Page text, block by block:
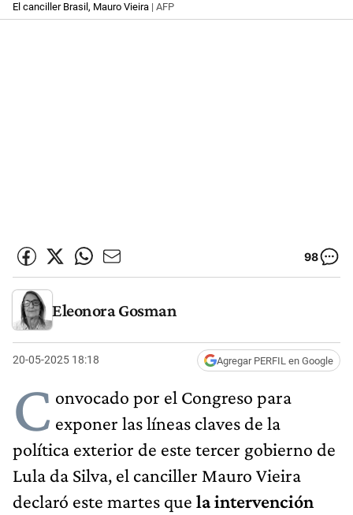
El canciller Brasil, Mauro Vieira | AFP
98
Eleonora Gosman
20-05-2025 18:18 Agregar PERFIL en Google
C onvocado por el Congreso para
exponer las líneas claves de la
política exterior de este tercer gobierno de
Lula da Silva, el canciller Mauro Vieira
declaró este martes que la intervención